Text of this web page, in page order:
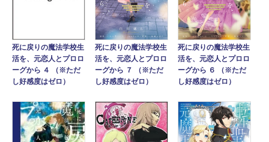
死に戻りの魔法学校生
活を、元恋人とプロロ
ーグから ４ （※ただ
し好感度はゼロ）
死に戻りの魔法学校生
活を、元恋人とプロロ
ーグから ７ （※ただ
し好感度はゼロ）
死に戻りの魔法学校生
活を、元恋人とプロロ
ーグから ６ （※ただ
し好感度はゼロ）